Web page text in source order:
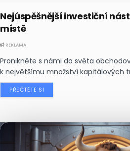
Nejúspěšnější investiční
místě
REKLAMA
Pronikněte s námi do světa
k největšímu množství kapitálových
PŘEČTĚTE SI
Nejčtenějšízprávy